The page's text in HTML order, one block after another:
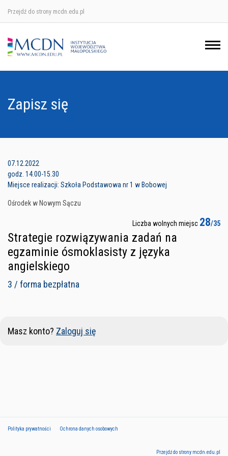
Przejdź do strony mcdn.edu.pl
Zapisz się
07.12.2022
godz. 14.00-15.30
Miejsce realizacji: Szkoła Podstawowa nr 1 w Bobowej
Ośrodek w Nowym Sączu
Liczba wolnych miejsc 28/35
Strategie rozwiązywania zadań na
egzaminie ósmoklasisty z języka
angielskiego
3 / forma bezpłatna
Masz konto? Zaloguj się
Polityka prywatności Ochrona danych osobowych
Przejdź do strony mcdn.edu.pl
Ośrodek w Krakowie
Ośrodek w Nowym Sączu
Ośrodek w Tarnowie